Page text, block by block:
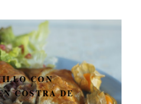
CON
COSTRA DE